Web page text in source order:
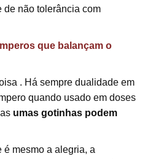
de não tolerância com
que balançam o
. Há sempre dualidade em
quando usado em doses
umas gotinhas podem
é mesmo a alegria, a